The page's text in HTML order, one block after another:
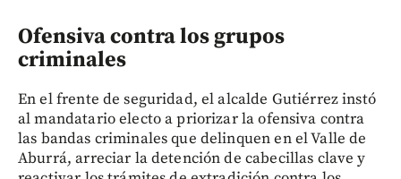
Ofensiva contra los grupos
criminales
En el frente de seguridad, el alcalde Gutiérrez instó
al mandatario electo a priorizar la ofensiva contra
las bandas criminales que delinquen en el Valle de
Aburrá, arreciar la detención de cabecillas clave y